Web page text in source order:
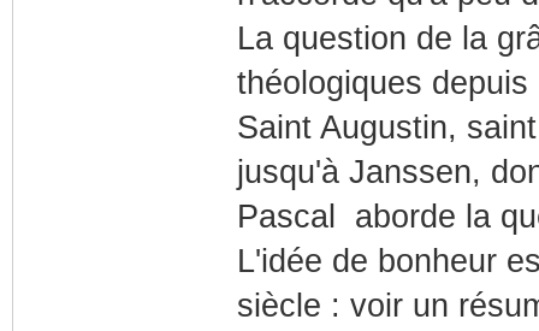
La question de la
théologiques
Saint Augustin,
jusqu'à Janssen,
Pascal aborde la
L'idée de bonheur
siècle : voir un